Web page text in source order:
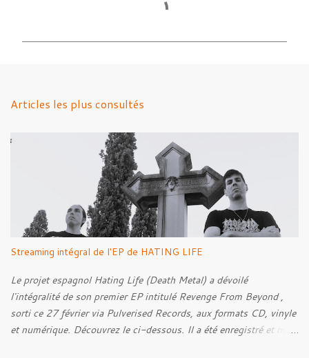
Articles les plus consultés
Streaming intégral de l'EP de HATING LIFE
Le projet espagnol Hating Life (Death Metal) a dévoilé
l'intégralité de son premier EP intitulé Revenge From Beyond ,
sorti ce 27 février via Pulverised Records, aux formats CD, vinyle
et numérique. Découvrez le ci-dessous. Il a été enregistré et mixé